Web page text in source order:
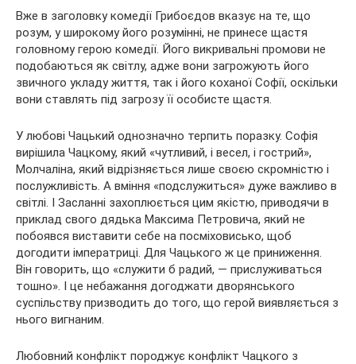
Вже в заголовку комедії Грибоєдов вказує на те, що
розум, у широкому його розумінні, не принесе щастя
головному герою комедії. Його викривальні промови не
подобаються як світлу, адже вони загрожують його
звичного укладу життя, так і його коханої Софії, оскільки
вони ставлять під загрозу її особисте щастя.
У любові Чацький однозначно терпить поразку. Софія
вирішила Чацкому, який «чутливий, і весел, і гострий»,
Молчаліна, який відрізняється лише своєю скромністю і
послужливість. А вміння «подслужиться» дуже важливо в
світлі. І Засланні захоплюється цим якістю, приводячи в
приклад свого дядька Максима Петровича, який не
побоявся виставити себе на посміховисько, щоб
догодити імператриці. Для Чацького ж це приниження.
Він говорить, що «служити б радий, — прислуживаться
тошно». І це небажання догоджати дворянського
суспільству призводить до того, що герой виявляється з
нього вигнаним.
Любовний конфлікт породжує конфлікт Чацкого з